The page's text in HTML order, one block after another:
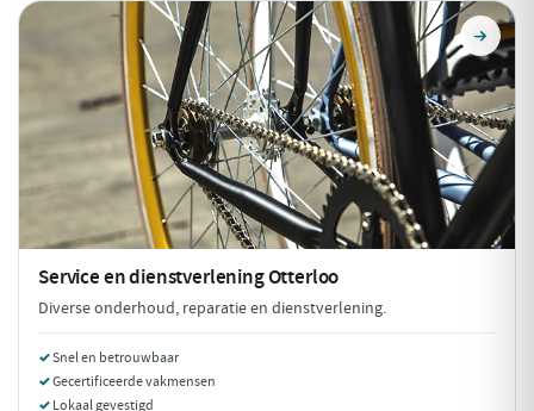
Service en dienstverleningOtterloo
Diverse onderhoud, reparatie en dienstverlening.
Snel en betrouwbaar
Gecertificeerde vakmensen
Lokaal gevestigd